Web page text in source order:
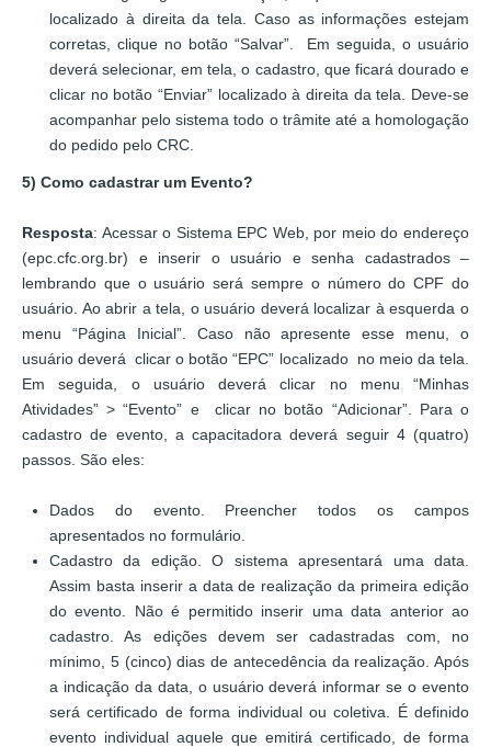
localizado à direita da tela. Caso as informações estejam
corretas, clique no botão “Salvar”. Em seguida, o usuário
deverá selecionar, em tela, o cadastro, que ficará dourado e
clicar no botão “Enviar” localizado à direita da tela. Deve-se
acompanhar pelo sistema todo o trâmite até a homologação
do pedido pelo CRC.
5) Como cadastrar um Evento?
Resposta: Acessar o Sistema EPC Web, por meio do endereço
(epc.cfc.org.br) e inserir o usuário e senha cadastrados –
lembrando que o usuário será sempre o número do CPF do
usuário. Ao abrir a tela, o usuário deverá localizar à esquerda o
menu “Página Inicial”. Caso não apresente esse menu, o
usuário deverá clicar o botão “EPC” localizado no meio da tela.
Em seguida, o usuário deverá clicar no menu “Minhas
Atividades” > “Evento” e clicar no botão “Adicionar”. Para o
cadastro de evento, a capacitadora deverá seguir 4 (quatro)
passos. São eles:
Dados do evento. Preencher todos os campos
apresentados no formulário.
Cadastro da edição. O sistema apresentará uma data.
Assim basta inserir a data de realização da primeira edição
do evento. Não é permitido inserir uma data anterior ao
cadastro. As edições devem ser cadastradas com, no
mínimo, 5 (cinco) dias de antecedência da realização. Após
a indicação da data, o usuário deverá informar se o evento
será certificado de forma individual ou coletiva. É definido
evento individual aquele que emitirá certificado, de forma